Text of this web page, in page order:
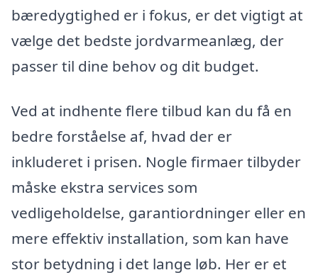
bæredygtighed er i fokus, er det vigtigt at
vælge det bedste jordvarmeanlæg, der
passer til dine behov og dit budget.
Ved at indhente flere tilbud kan du få en
bedre forståelse af, hvad der er
inkluderet i prisen. Nogle firmaer tilbyder
måske ekstra services som
vedligeholdelse, garantiordninger eller en
mere effektiv installation, som kan have
stor betydning i det lange løb. Her er et